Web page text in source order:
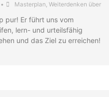
• Masterplan, Weiterdenken über
pur! Er führt uns vom
lern- und urteilsfähig
und das Ziel zu erreichen!